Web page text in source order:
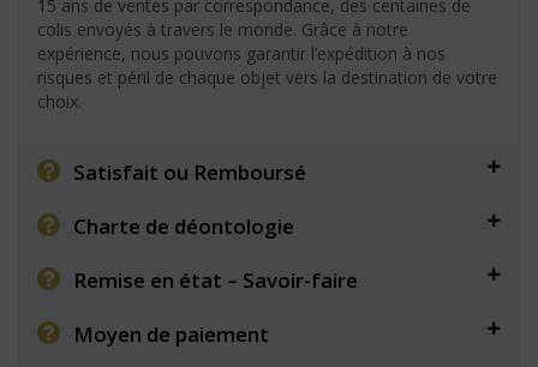
15 ans de ventes par correspondance, des centaines de
colis envoyés à travers le monde. Grâce à notre
expérience, nous pouvons garantir l’expédition à nos
risques et péril de chaque objet vers la destination de votre
choix.
Satisfait ou Remboursé
Charte de déontologie
Remise en état – Savoir-faire
Moyen de paiement